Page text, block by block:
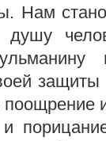
Нам